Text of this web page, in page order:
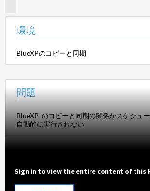
環境
BlueXPのコピーと同期
問題
BlueXP のコピーと同期の関係がスケジュ
自動的に実行されない
Sign in to view the entire content of this